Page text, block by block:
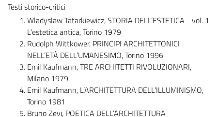
Testi storico-critici
Wladyslaw Tatarkiewicz, STORIA DELL’ESTETICA - vol. 1
L’estetica antica, Torino 1979
Rudolph Wittkower, PRINCIPI ARCHITETTONICI
NELL’ETÀ DELL’UMANESIMO, Torino 1996
Emil Kaufmann, TRE ARCHITETTI RIVOLUZIONARI,
Milano 1979
Emil Kaufmann, L’ARCHITETTURA DELL’ILLUMINISMO,
Torino 1981
Bruno Zevi, POETICA DELL’ARCHITETTURA